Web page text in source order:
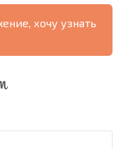
хочу узнать